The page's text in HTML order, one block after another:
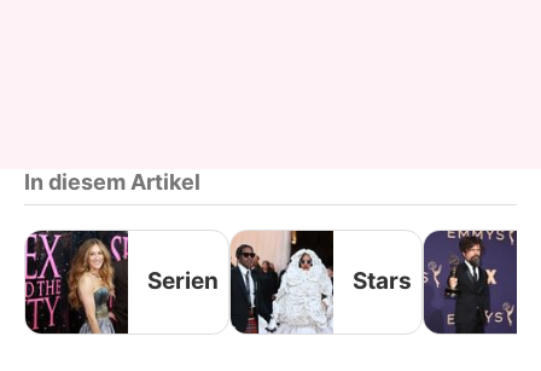
In diesem Artikel
Serien Stars